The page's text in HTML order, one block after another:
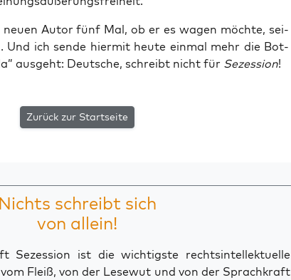
neu­en Autor fünf Mal, ob er es wagen möch­te, sei­
Und ich sen­de hier­mit heu­te ein­mal mehr die Bot­
aus­geht: Deut­sche, schreibt nicht für Sezes­si­on!
Zurück zur Startseite
Nichts schreibt sich
von allein!
Sezession ist die wichtigste rechtsintellektuelle
Fleiß, von der Lesewut und von der Sprachkraft